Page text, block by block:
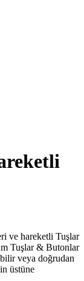
ve hareketli Tuşlar
Tuşlar & Butonlar
veya doğrudan
üstüne